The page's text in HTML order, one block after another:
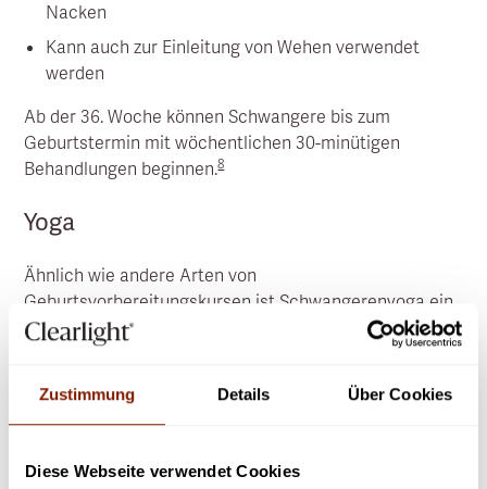
Zustimmung Details Über Cookies
Diese Webseite verwendet Cookies
Nacken
Kann auch zur Einleitung von Wehen verwendet
werden
Ab der 36. Woche können Schwangere bis zum
Geburtstermin mit wöchentlichen 30-minütigen
Behandlungen beginnen.8
Yoga
Ähnlich wie andere Arten von
Geburtsvorbereitungskursen ist Schwangerenyoga ein
vielseitiger Übungsansatz, der Dehnung, mentale
Zentrierung und konzentrierte Atmung fördert.
Forschungsergebnisse deuten darauf hin, dass Yoga in
Pränatales Yoga kann: